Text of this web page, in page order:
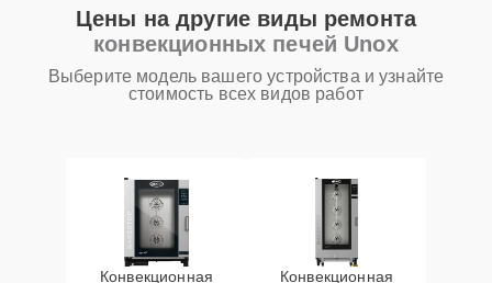
Цены на другие виды ремонта
конвекционных печей Unox
Выберите модель вашего устройства и узнайте
стоимость всех видов работ
Конвекционная Конвекционная